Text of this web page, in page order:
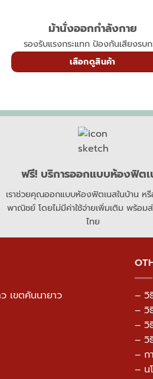
ม้านั่งออกกำลังกาย
รองรับแรงกระแทก ป้องกันเสียงรบ
เลือกดูสินค้า
ฟรี! บริการออกแบบห้องฟิต
เราช่วยคุณออกแบบห้องฟิตเนสในบ้าน ห
พาณิชย์ โดยไม่มีค่าใช้จ่ายเพิ่มเติม พร้อม
ไทย
เขตคันนายาว
– วิ
– วิ
– วิ
– วิ
– ก
– น